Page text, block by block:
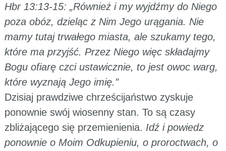
Hbr 13:13-15: „Również i my wyjdźmy do Niego
poza obóz, dzieląc z Nim Jego urągania. Nie
mamy tutaj trwałego miasta, ale szukamy tego,
które ma przyjść. Przez Niego więc składajmy
Bogu ofiarę czci ustawicznie, to jest owoc warg,
które wyznają Jego imię.”
Dzisiaj prawdziwe chrześcijaństwo zyskuje
ponownie swój wiosenny stan. To są czasy
zbliżającego się przemienienia. Idź i powiedz
ponownie o Moim Odkupieniu, o proroctwach, o